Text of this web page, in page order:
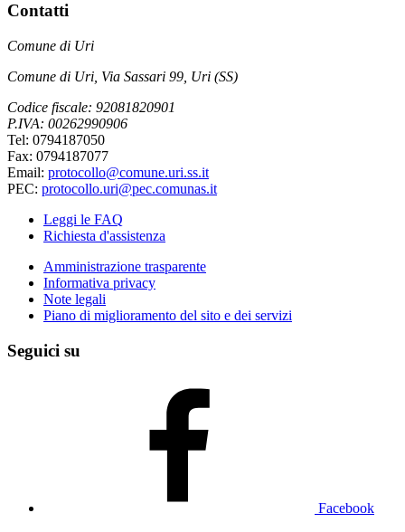
Contatti
Comune di Uri
Comune di Uri, Via Sassari 99, Uri (SS)
Codice fiscale: 92081820901
P.IVA: 00262990906
Tel: 0794187050
Fax: 0794187077
Email: protocollo@comune.uri.ss.it
PEC: protocollo.uri@pec.comunas.it
Leggi le FAQ
Richiesta d'assistenza
Amministrazione trasparente
Informativa privacy
Note legali
Piano di miglioramento del sito e dei servizi
Seguici su
Facebook